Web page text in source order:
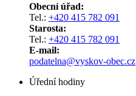
Obecní úřad:
Tel.: +420 415 782 091
Starosta:
Tel.: +420 415 782 091
E-mail:
podatelna@vyskov-obec.cz
Úřední hodiny